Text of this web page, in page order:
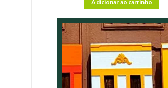
Adicionar ao carrinho